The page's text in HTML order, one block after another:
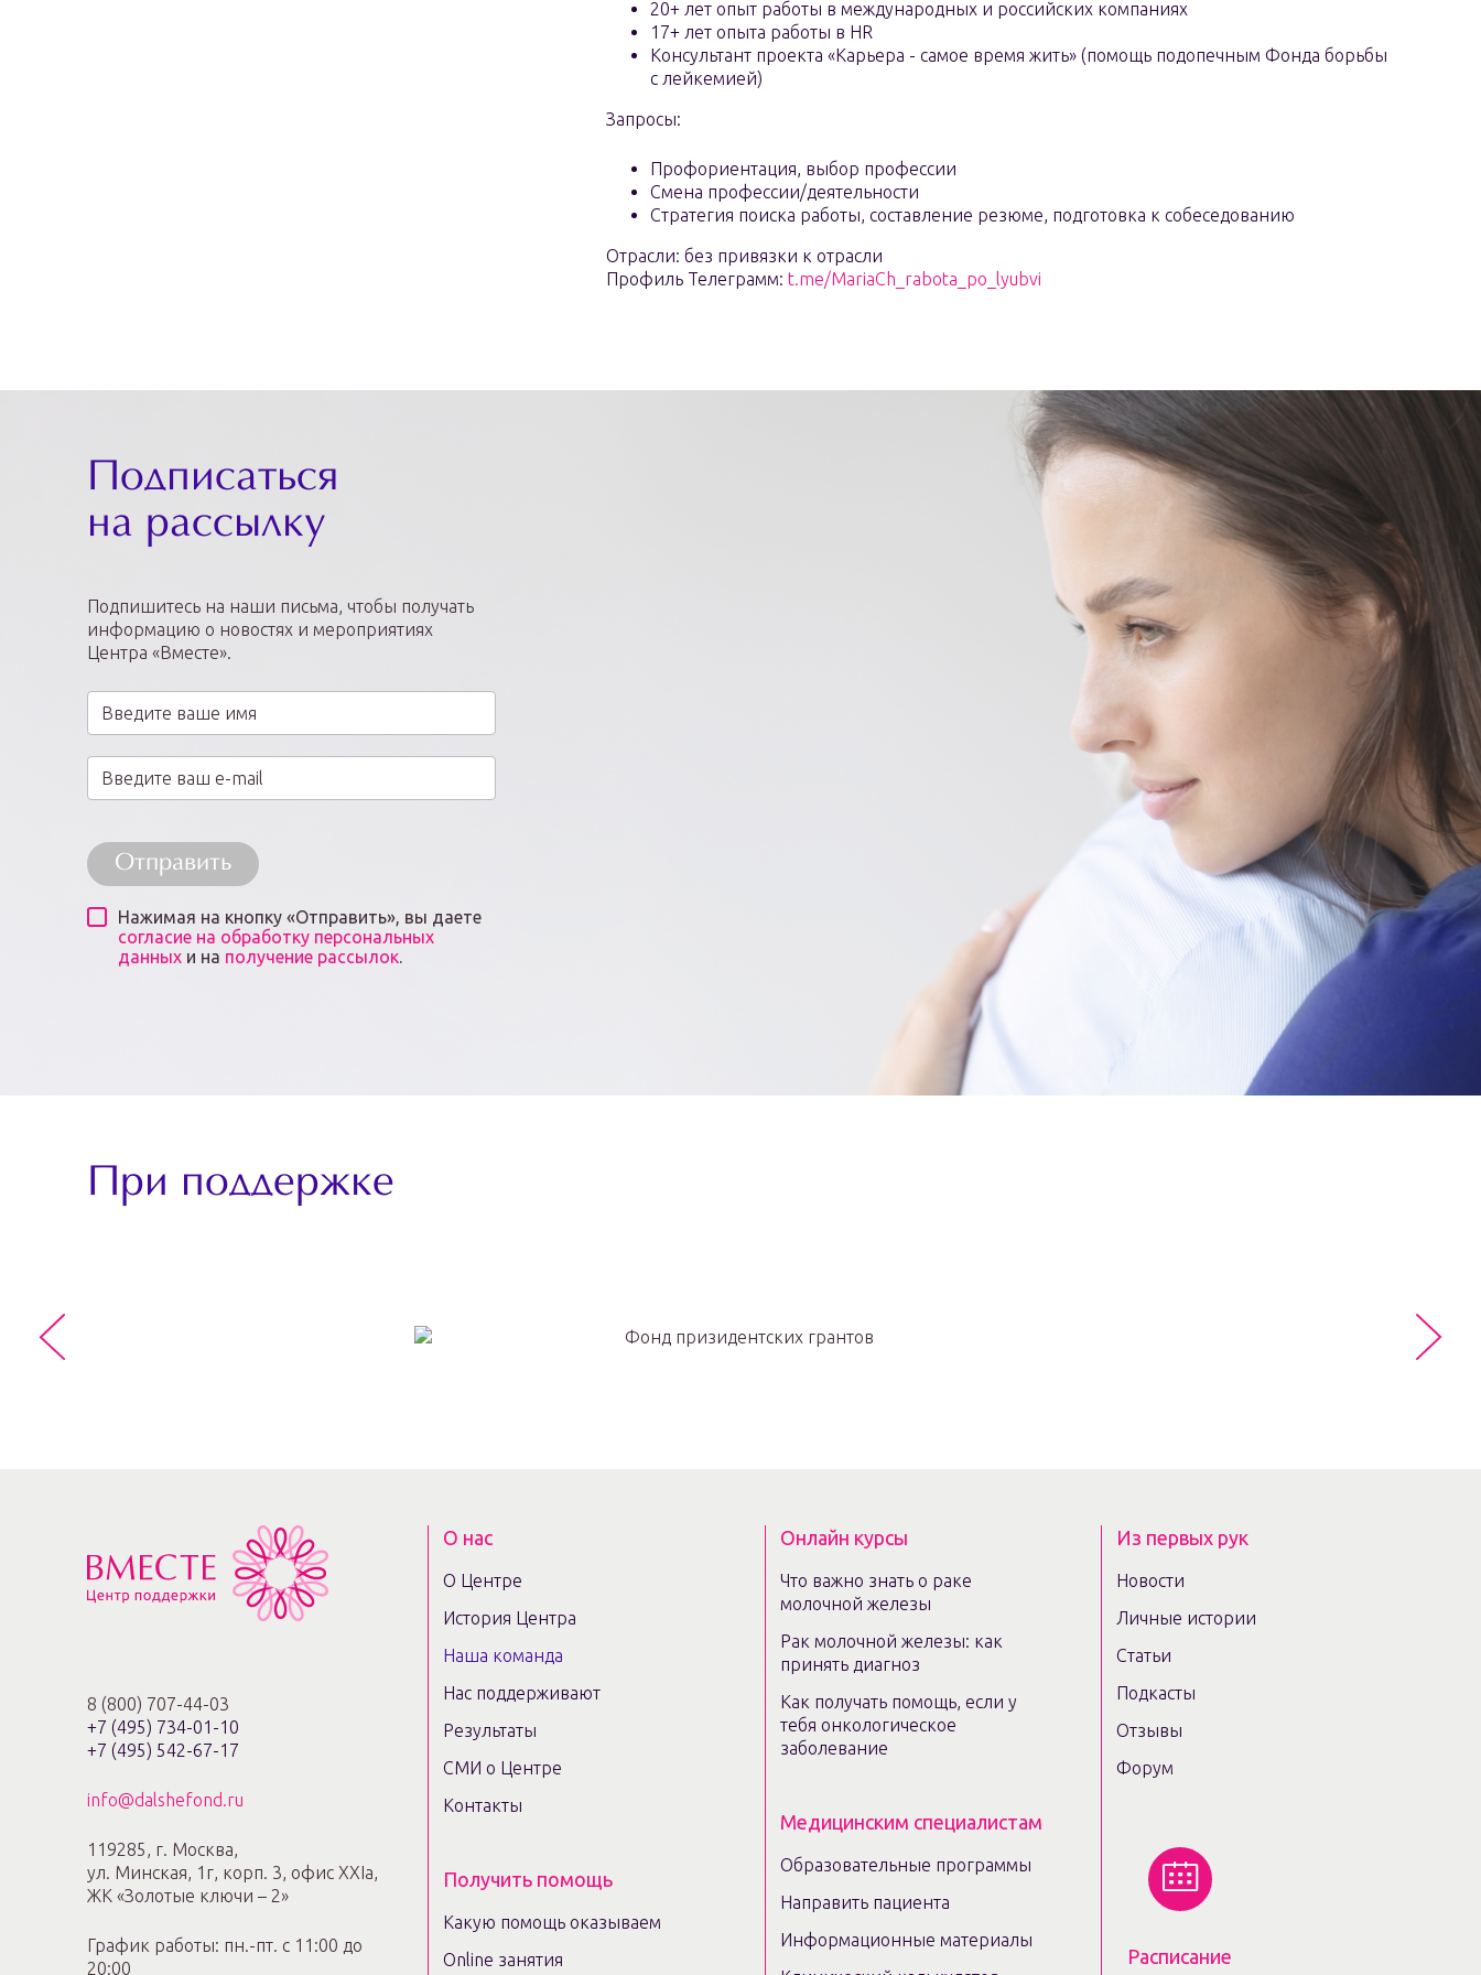
20+ лет опыт работы в международных и российских компаниях
17+ лет опыта работы в HR
Консультант проекта «Карьера - самое время жить» (помощь подопечным Фонда борьбы
с лейкемией)
Запросы:
Профориентация, выбор профессии
Смена профессии/деятельности
Стратегия поиска работы, составление резюме, подготовка к собеседованию
Отрасли: без привязки к отрасли
Профиль Телеграмм: t.me/MariaCh_rabota_po_lyubvi
Подписаться
на рассылку
Подпишитесь на наши письма, чтобы получать
информацию о новостях и мероприятиях
Центра «Вместе».
Отправить
Нажимая на кнопку «Отправить», вы даете
согласие на обработку персональных
данных и на получение рассылок.
При поддержке
8 (800) 707-44-03
+7 (495) 734-01-10
+7 (495) 542-67-17
info@dalshefond.ru
119285, г. Москва,
ул. Минская, 1г, корп. 3, офис ХХIa,
ЖК «Золотые ключи – 2»
График работы: пн.-пт. с 11:00 до
20:00
О нас
О Центре
История Центра
Наша команда
Нас поддерживают
Результаты
СМИ о Центре
Контакты
Получить помощь
Какую помощь оказываем
Online занятия
Онлайн курсы
Что важно знать о раке
молочной железы
Рак молочной железы: как
принять диагноз
Как получать помощь, если у
тебя онкологическое
заболевание
Медицинским специалистам
Образовательные программы
Направить пациента
Информационные материалы
Из первых рук
Новости
Личные истории
Статьи
Подкасты
Отзывы
Форум
Расписание